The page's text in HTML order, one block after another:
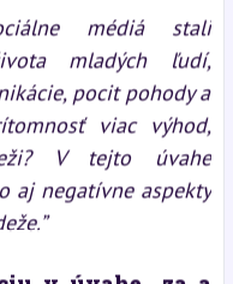
médiá stali
mladých ľudí,
pocit pohody a
viac výhod,
V tejto úvahe
aj negatívne aspekty